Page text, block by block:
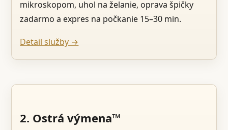
mikroskopom, uhol na želanie, oprava špičky
zadarmo a expres na počkanie 15–30 min.
Detail služby →
2. Ostrá výmena™